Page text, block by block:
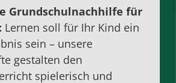
Grundschulnachhilfe für
Lernen soll für Ihr Kind ein
sein – unsere
gestalten den
spielerisch und